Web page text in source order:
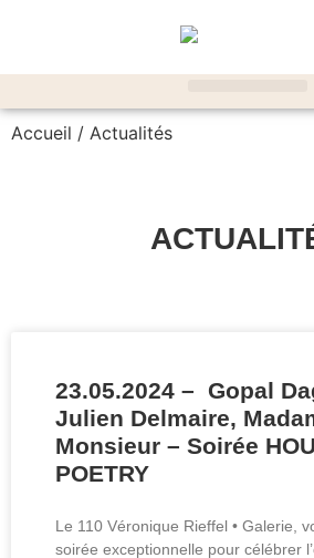
Accueil / Actualités
23.05.2024 – Gopal
Julien Delmaire,
Monsieur – Soirée
POETRY
Le 110 Véronique Rieffel • Galerie,
soirée exceptionnelle pour célébrer